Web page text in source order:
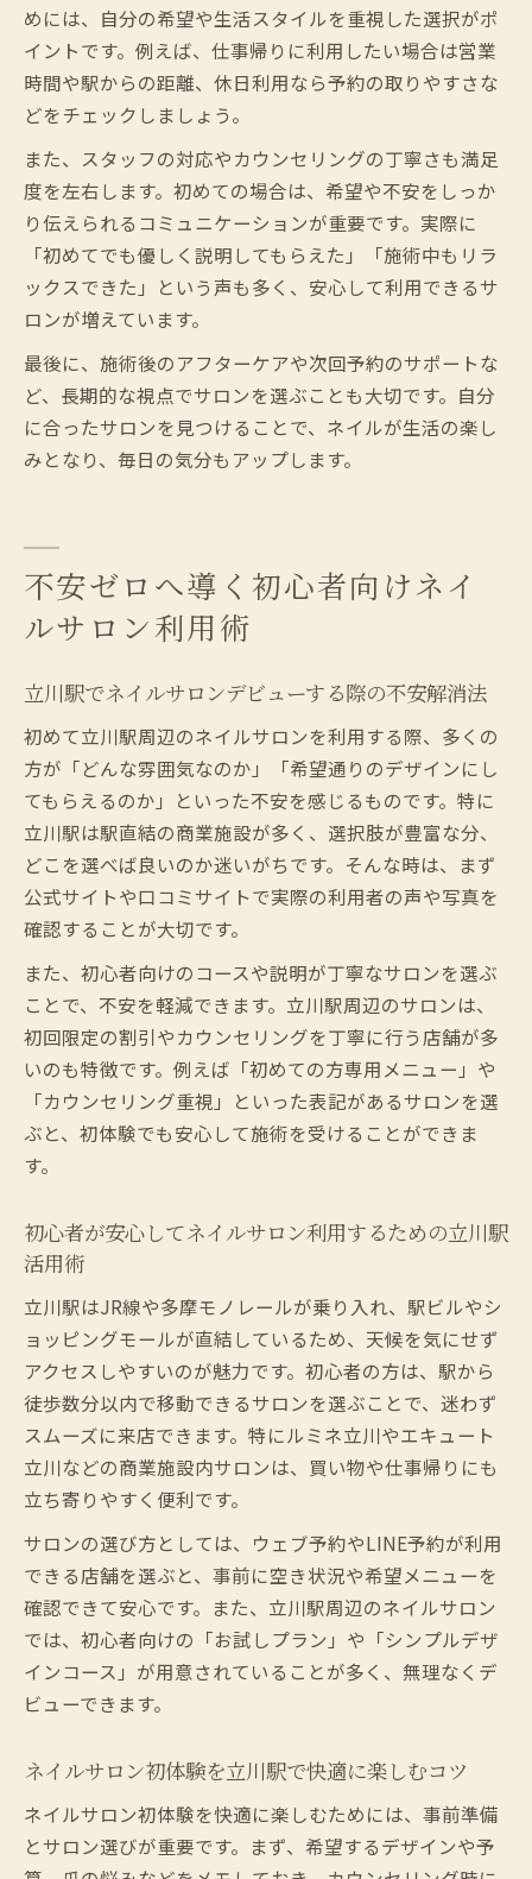
めには、自分の希望や生活スタイルを重視した選択がポ
イントです。例えば、仕事帰りに利用したい場合は営業
時間や駅からの距離、休日利用なら予約の取りやすさな
どをチェックしましょう。
また、スタッフの対応やカウンセリングの丁寧さも満足
度を左右します。初めての場合は、希望や不安をしっか
り伝えられるコミュニケーションが重要です。実際に
「初めてでも優しく説明してもらえた」「施術中もリラ
ックスできた」という声も多く、安心して利用できるサ
ロンが増えています。
最後に、施術後のアフターケアや次回予約のサポートな
ど、長期的な視点でサロンを選ぶことも大切です。自分
に合ったサロンを見つけることで、ネイルが生活の楽し
みとなり、毎日の気分もアップします。
不安ゼロへ導く初心者向けネイ
ルサロン利用術
立川駅でネイルサロンデビューする際の不安解消法
初めて立川駅周辺のネイルサロンを利用する際、多くの
方が「どんな雰囲気なのか」「希望通りのデザインにし
てもらえるのか」といった不安を感じるものです。特に
立川駅は駅直結の商業施設が多く、選択肢が豊富な分、
どこを選べば良いのか迷いがちです。そんな時は、まず
公式サイトや口コミサイトで実際の利用者の声や写真を
確認することが大切です。
また、初心者向けのコースや説明が丁寧なサロンを選ぶ
ことで、不安を軽減できます。立川駅周辺のサロンは、
初回限定の割引やカウンセリングを丁寧に行う店舗が多
いのも特徴です。例えば「初めての方専用メニュー」や
「カウンセリング重視」といった表記があるサロンを選
ぶと、初体験でも安心して施術を受けることができま
す。
初心者が安心してネイルサロン利用するための立川駅
活用術
立川駅はJR線や多摩モノレールが乗り入れ、駅ビルやシ
ョッピングモールが直結しているため、天候を気にせず
アクセスしやすいのが魅力です。初心者の方は、駅から
徒歩数分以内で移動できるサロンを選ぶことで、迷わず
スムーズに来店できます。特にルミネ立川やエキュート
立川などの商業施設内サロンは、買い物や仕事帰りにも
立ち寄りやすく便利です。
サロンの選び方としては、ウェブ予約やLINE予約が利用
できる店舗を選ぶと、事前に空き状況や希望メニューを
確認できて安心です。また、立川駅周辺のネイルサロン
では、初心者向けの「お試しプラン」や「シンプルデザ
インコース」が用意されていることが多く、無理なくデ
ビューできます。
ネイルサロン初体験を立川駅で快適に楽しむコツ
ネイルサロン初体験を快適に楽しむためには、事前準備
とサロン選びが重要です。まず、希望するデザインや予